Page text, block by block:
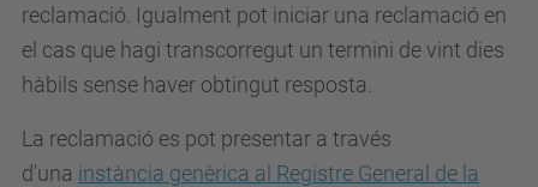
reclamació. Igualment pot iniciar una reclamació en
el cas que hagi transcorregut un termini de vint dies
hàbils sense haver obtingut resposta.
La reclamació es pot presentar a través
d'una instància genèrica al Registre General de la